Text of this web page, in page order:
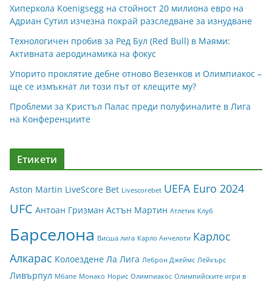
Хиперкола Koenigsegg на стойност 20 милиона евро на
Адриан Сутил изчезна покрай разследване за изнудване
Технологичен пробив за Ред Бул (Red Bull) в Маями:
Активната аеродинамика на фокус
Упорито проклятие дебне отново Везенков и Олимпиакос –
ще се измъкнат ли този път от клещите му?
Проблеми за Кристъл Палас преди полуфиналите в Лига
на Конференциите
Етикети
Aston Martin LiveScore Bet Livescorebet UEFA Euro 2024
UFC Антоан Гризман Астън Мартин Атлетик Клуб
Барселона Висша лига Карло Анчелоти Карлос
Алкарас Колоездене Ла Лига Леброн Джеймс Лейкърс
Ливърпул Мбапе Монако Норис Олимпиакос Олимпийските игри в